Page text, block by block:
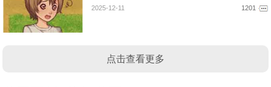
2025-12-11 1201
点击查看更多